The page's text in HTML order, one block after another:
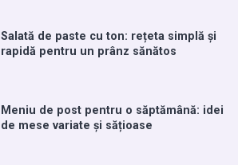
Salată de paste cu ton: rețeta simplă și
rapidă pentru un prânz sănătos
Meniu de post pentru o săptămână: idei
de mese variate și sățioase